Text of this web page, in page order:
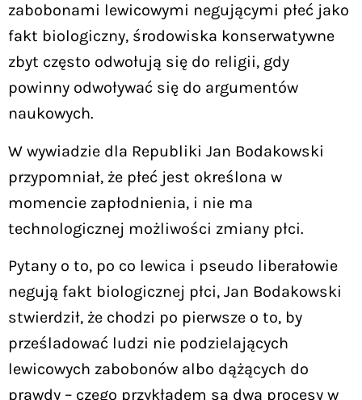
zabobonami lewicowymi negującymi płeć jako
fakt biologiczny, środowiska konserwatywne
zbyt często odwołują się do religii, gdy
powinny odwoływać się do argumentów
naukowych.
W wywiadzie dla Republiki Jan Bodakowski
przypomniał, że płeć jest określona w
momencie zapłodnienia, i nie ma
technologicznej możliwości zmiany płci.
Pytany o to, po co lewica i pseudo liberałowie
negują fakt biologicznej płci, Jan Bodakowski
stwierdził, że chodzi po pierwsze o to, by
prześladować ludzi nie podzielających
lewicowych zabobonów albo dążących do
prawdy – czego przykładem są dwa procesy w